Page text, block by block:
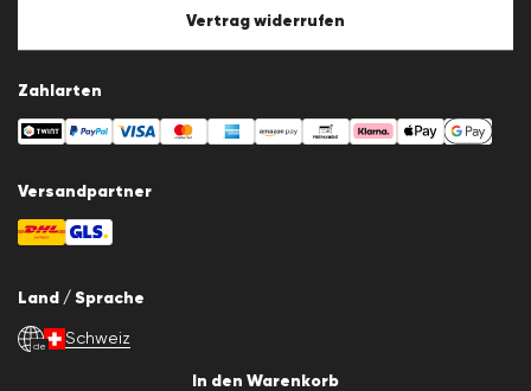
In den Warenkorb
Cookie-EinstellungenVertrag widerrufen
Zahlarten
Versandpartner
Land / Sprache
de Schweiz